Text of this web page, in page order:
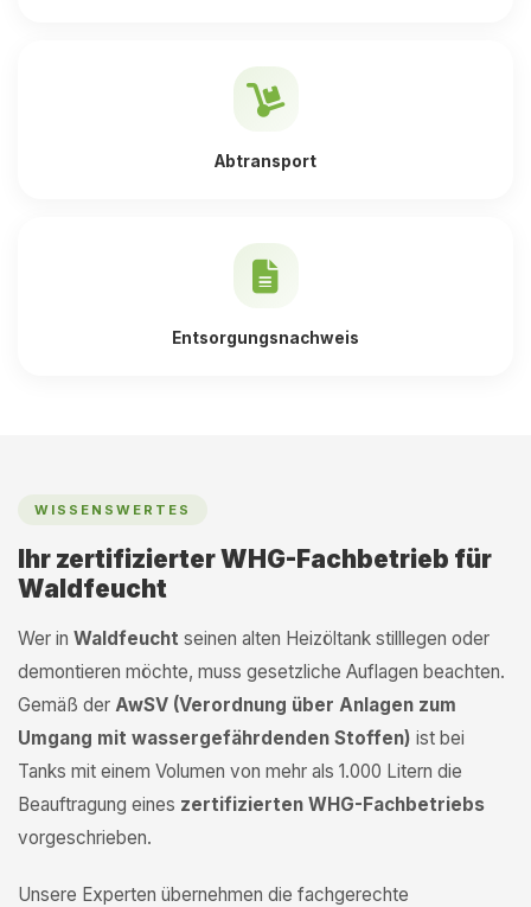
Abtransport
Entsorgungsnachweis
WISSENSWERTES
Ihr zertifizierter WHG-Fachbetrieb für
Waldfeucht
Wer in Waldfeucht seinen alten Heizöltank stilllegen oder
demontieren möchte, muss gesetzliche Auflagen beachten.
Gemäß der AwSV (Verordnung über Anlagen zum
Umgang mit wassergefährdenden Stoffen) ist bei
Tanks mit einem Volumen von mehr als 1.000 Litern die
Beauftragung eines zertifizierten WHG-Fachbetriebs
vorgeschrieben.
Unsere Experten übernehmen die fachgerechte